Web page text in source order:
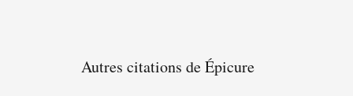
Autres citations de Épicure